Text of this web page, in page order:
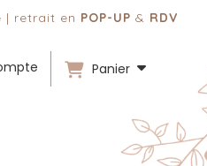
| retrait en POP-UP & RDV
Panier